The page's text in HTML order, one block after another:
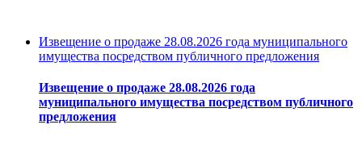
Извещение о продаже 28.08.2026 года муниципального
имущества посредством публичного предложения
Извещение о продаже 28.08.2026 года
муниципального имущества посредством публичного
предложения